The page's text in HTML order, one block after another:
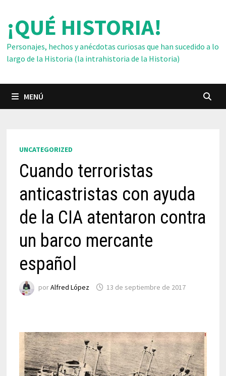
contenido
¡QUÉ HISTORIA!
Personajes, hechos y anécdotas curiosas que han sucedido a lo
largo de la Historia (la intrahistoria de la Historia)
MENÚ
UNCATEGORIZED
Cuando terroristas
anticastristas con ayuda
de la CIA atentaron contra
un barco mercante
español
porAlfred López 13 de septiembre de 2017